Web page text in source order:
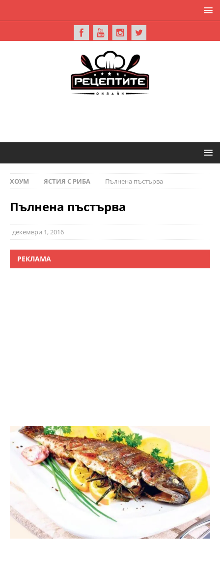
ХОУМ ЯСТИЯ С РИБА Пълнена пъстърва
Пълнена пъстърва
декември 1, 2016
РЕКЛАМА